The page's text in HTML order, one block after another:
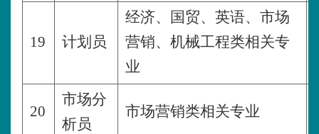
19 计划员
经济、国贸、英语、市场
营销、机械工程类相关专
业
20
市场分
析员
市场营销类相关专业